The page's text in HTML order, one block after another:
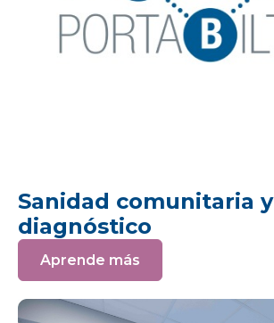
Sanidad comunitaria y
diagnóstico
Aprende más